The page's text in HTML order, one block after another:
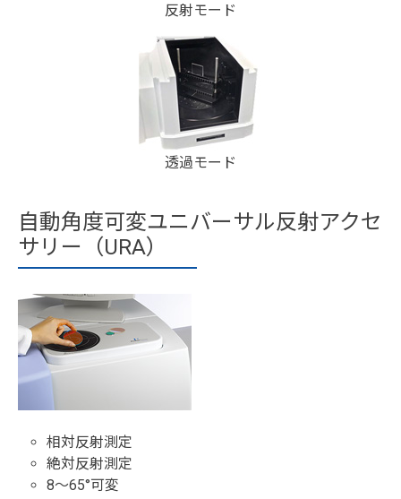
反射モード
透過モード
自動角度可変ユニバーサル反射アクセ
サリー（URA）
相対反射測定
絶対反射測定
8～65°可変